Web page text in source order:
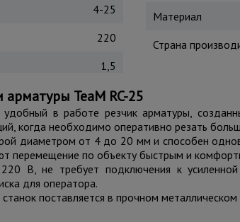
4-25
220
1,5
Материал
Страна
TeaM RC-25
в работе резчик арматуры,
когда необходимо оперативно резать
диаметром от 4 до 20 мм и способен
перемещение по объекту быстрым и
В, не требует подключения к
для оператора.
поставляется в прочном металлическом